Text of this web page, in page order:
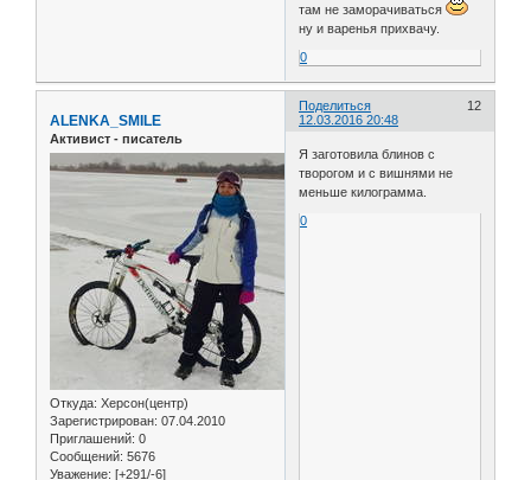
там не заморачиваться
ну и варенья прихвачу.
0
Поделиться
12
12.03.2016 20:48
ALENKA_SMILE
Активист - писатель
Откуда: Херсон(центр)
Зарегистрирован: 07.04.2010
Приглашений: 0
Сообщений: 5676
Уважение: [+291/-6]
Я заготовила блинов с
творогом и с вишнями не
меньше килограмма.
0